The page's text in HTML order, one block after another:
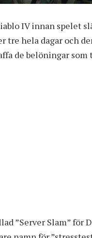
IV innan spelet
hela dagar och
de belöningar som
”Server Slam” för